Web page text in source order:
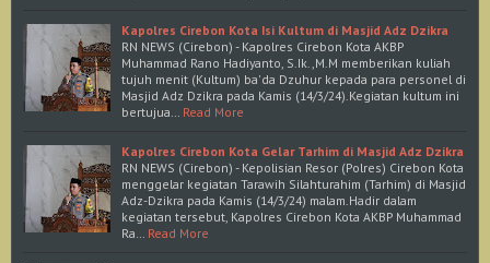
Kapolres Cirebon Kota Isi Kultum di Masjid Adz Dzikra
RN NEWS (Cirebon) - Kapolres Cirebon Kota AKBP
Muhammad Rano Hadiyanto, S.Ik.,M.M memberikan kuliah
tujuh menit (Kultum) ba'da Dzuhur kepada para personel di
Masjid Adz Dzikra pada Kamis (14/3/24).Kegiatan kultum ini
bertujua… Read More
Kapolres Cirebon Kota Gelar Tarhim di Masjid Adz Dzikra
RN NEWS (Cirebon) - Kepolisian Resor (Polres) Cirebon Kota
menggelar kegiatan Tarawih Silahturahim (Tarhim) di Masjid
Adz-Dzikra pada Kamis (14/3/24) malam.Hadir dalam
kegiatan tersebut, Kapolres Cirebon Kota AKBP Muhammad
Ra… Read More